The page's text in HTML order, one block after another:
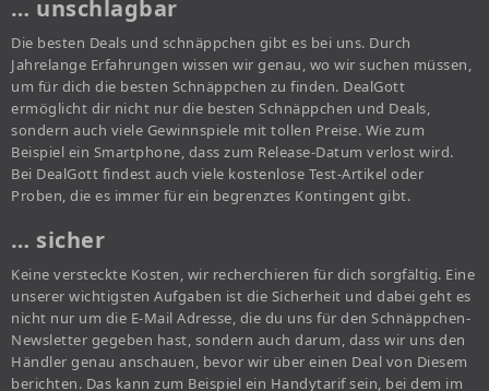
… unschlagbar
Die besten Deals und schnäppchen gibt es bei uns. Durch
Jahrelange Erfahrungen wissen wir genau, wo wir suchen müssen,
um für dich die besten Schnäppchen zu finden. DealGott
ermöglicht dir nicht nur die besten Schnäppchen und Deals,
sondern auch viele Gewinnspiele mit tollen Preise. Wie zum
Beispiel ein Smartphone, dass zum Release-Datum verlost wird.
Bei DealGott findest auch viele kostenlose Test-Artikel oder
Proben, die es immer für ein begrenztes Kontingent gibt.
… sicher
Keine versteckte Kosten, wir recherchieren für dich sorgfältig. Eine
unserer wichtigsten Aufgaben ist die Sicherheit und dabei geht es
nicht nur um die E-Mail Adresse, die du uns für den Schnäppchen-
Newsletter gegeben hast, sondern auch darum, dass wir uns den
Händler genau anschauen, bevor wir über einen Deal von Diesem
berichten. Das kann zum Beispiel ein Handytarif sein, bei dem im